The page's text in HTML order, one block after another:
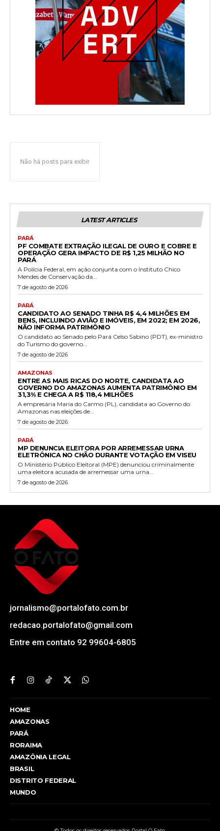
Não há posts para exibir
LATEST ARTICLES
PARÁ
PF COMBATE EXTRAÇÃO ILEGAL DE OURO E COBRE E
OPERAÇÃO GERA IMPACTO DE R$ 1,25 MILHÃO NO
PARÁ
A Polícia Federal, em ação conjunta com o Instituto Chico
Mendes de Conservação da...
7 de agosto de 2026
PARÁ
CANDIDATO AO SENADO TINHA R$ 4,4 MILHÕES EM
BENS, INCLUINDO AVIÃO E IMÓVEIS, EM 2022; EM 2026,
NÃO INFORMA PATRIMÔNIO
O candidato ao Senado pelo Pará Celso Sabino (PDT), ex-ministro
do Turismo do governo...
7 de agosto de 2026
AMAZONAS
ENTRE AS MAIS RICAS DO NORTE, CANDIDATA AO
GOVERNO DO AMAZONAS AUMENTA PATRIMÔNIO EM
31,3% E CHEGA A R$ 118,4 MILHÕES
A empresária Maria do Carmo (PL), candidata ao Governo do
Amazonas nas eleições de...
7 de agosto de 2026
PARÁ
MP DENUNCIA ELEITORA POR ARREMESSAR URNA
ELETRÔNICA NO CHÃO DURANTE VOTAÇÃO EM VISEU
O Ministério Público Eleitoral (MPE) denunciou criminalmente
uma eleitora acusada de arremessar uma urna...
7 de agosto de 2026
jornalismo@portalofato.com.br
redacao.portalofato@gmail.com
Entre em contato 92 99604-6805
HOME
AMAZONAS
PARÁ
RORAIMA
AMAZÔNIA LEGAL
BRASIL
DISTRITO FEDERAL
MUNDO